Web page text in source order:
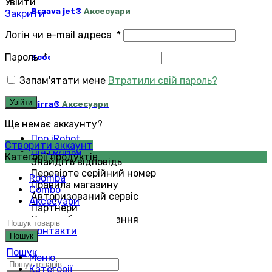
Braava jet® Аксесуари
Scooba®
Mirra® Аксесуари
Про iRobot
Підтримка
Знайдіть відповідь
Перевірте серійний номер
Правила магазину
Авторизований сервіс
Партнери
Умови обслуговування
Контакти
Пошук
Закрити
Логін чи e-mail адреса *
Пароль*
Запам'ятати мене Втратили свій пароль?
Увійти
Ще немає аккаунту?
Створити аккаунт
Категорії продуктів
Roomba
Combo
Аксесуари
Пошук
Меню
Категорії